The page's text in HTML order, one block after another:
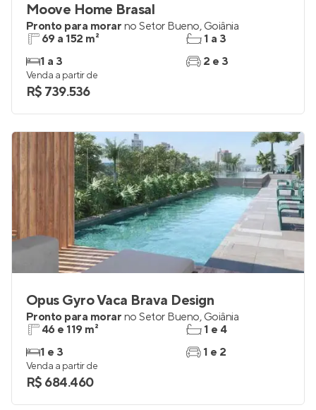
Moove Home Brasal
Pronto para morar no Setor Bueno, Goiânia
69 a 152 m²
1 a 3
1 a 3
2 e 3
Venda a partir de
R$ 739.536
Opus Gyro Vaca Brava Design
Pronto para morar no Setor Bueno, Goiânia
46 e 119 m²
1 e 3
1 e 4
1 e 2
Venda a partir de
R$ 684.460